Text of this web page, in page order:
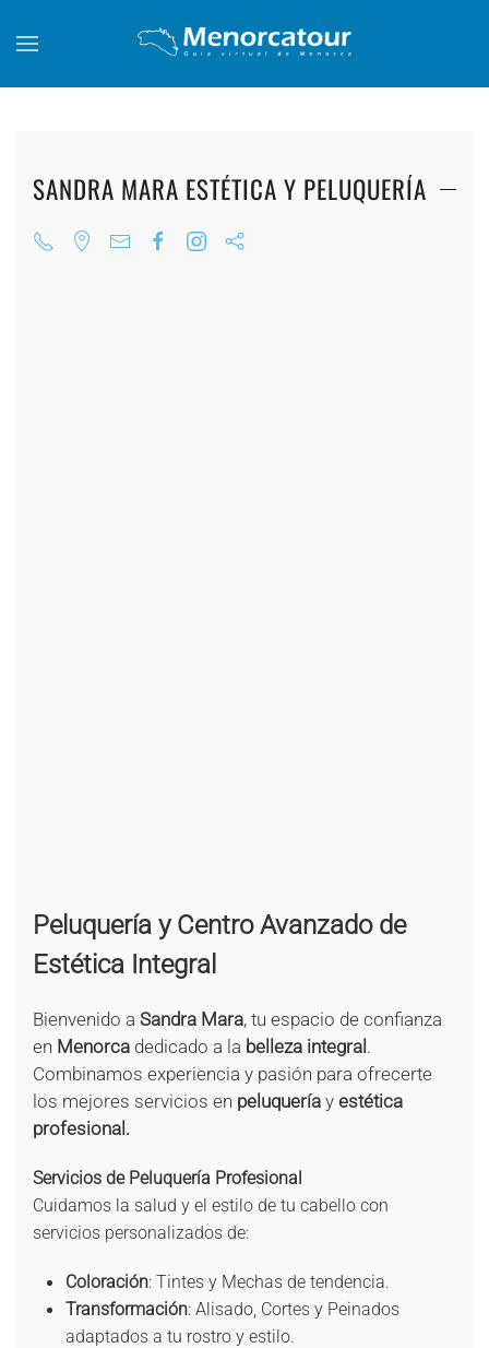
Skip to main content
SANDRA MARA ESTÉTICA Y PELUQUERÍA
Peluquería y Centro Avanzado de
Estética Integral
Bienvenido a Sandra Mara, tu espacio de confianza
en Menorca dedicado a la belleza integral .
Combinamos experiencia y pasión para ofrecerte
los mejores servicios en peluquería y estética
profesional.
Servicios de Peluquería Profesional
Cuidamos la salud y el estilo de tu cabello con
servicios personalizados de:
Coloración: Tintes y Mechas de tendencia.
Transformación: Alisado, Cortes y Peinados
adaptados a tu rostro y estilo.